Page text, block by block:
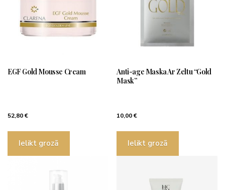
EGF Gold Mousse Cream
52,80€
Ielikt grozā
Anti-age Maska Ar Zeltu “Gold
Mask”
10,00€
Ielikt grozā